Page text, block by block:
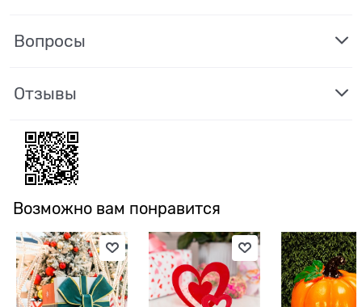
Вопросы
Отзывы
Возможно вам понравится